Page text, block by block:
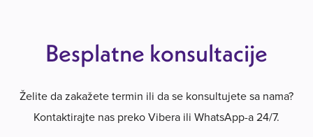
Besplatne konsultacije
Želite da zakažete termin ili da se konsultujete sa nama?
Kontaktirajte nas preko Vibera ili WhatsApp-a 24/7.